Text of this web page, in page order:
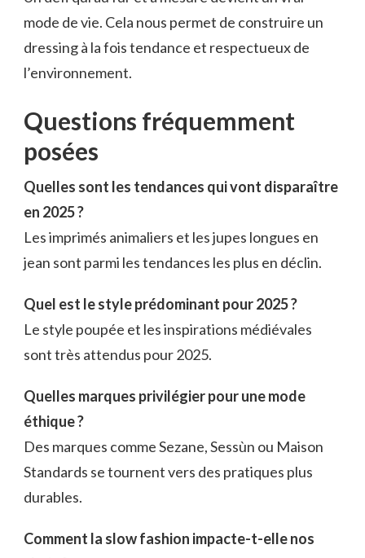
mode de vie. Cela nous permet de construire un
dressing à la fois tendance et respectueux de
l’environnement.
Questions fréquemment
posées
Quelles sont les tendances qui vont disparaître
en 2025 ?
Les imprimés animaliers et les jupes longues en
jean sont parmi les tendances les plus en déclin.
Quel est le style prédominant pour 2025 ?
Le style poupée et les inspirations médiévales
sont très attendus pour 2025.
Quelles marques privilégier pour une mode
éthique ?
Des marques comme Sezane, Sessùn ou Maison
Standards se tournent vers des pratiques plus
durables.
Comment la slow fashion impacte-t-elle nos